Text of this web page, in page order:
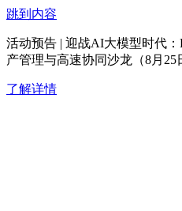
跳到内容
活动预告 | 迎战AI大模型时代：
产管理与高速协同沙龙（8月25
了解详情